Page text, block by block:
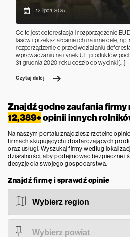
12 lipca 2025
Co to jest deforestacja i rozporządzenie
lasów i przekształcanie ich na inne cele,
rozporządzenie o przeciwdziałaniu
wprowadzaniu na rynek UE produktów
31 grudnia 2020 roku doszło do wycinki[…]
Czytaj dalej
Znajdź godne zaufania firmy
12,389+opinii innych
Na naszym portalu znajdziesz rzetelne
firmach skupujących i dostarczających
oraz usługi. Wyszukaj firmy według
działalności, aby podejmować bezpieczne i
decyzje dla swojego gospodarstwa.
Znajdź firmę i sprawdź opinie